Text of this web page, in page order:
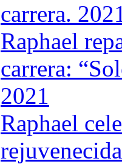
carrera.
Raphael
carrera:
2021
Raphael